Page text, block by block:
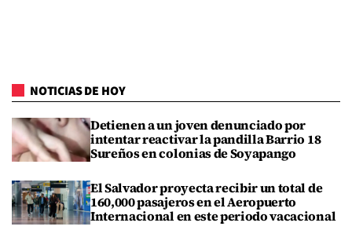
NOTICIAS DE HOY
Detienen a un joven denunciado por
intentar reactivar la pandilla Barrio 18
Sureños en colonias de Soyapango
El Salvador proyecta recibir un total de
160,000 pasajeros en el Aeropuerto
Internacional en este periodo vacacional